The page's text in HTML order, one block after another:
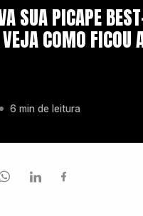
Changan
SUA PICAPE
COMO FICOU
6 min de leitura